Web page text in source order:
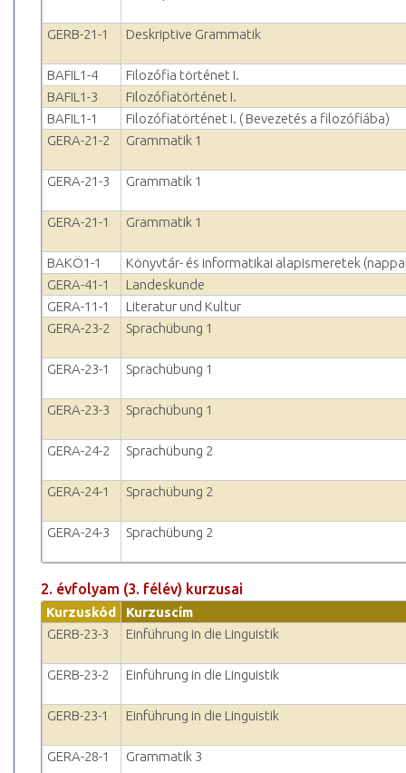
GERB-21-1 Deskriptive Grammatik
BAFIL1-4
Filozófia történet I.
BAFIL1-3
Filozófiatörténet I.
BAFIL1-1
Filozófiatörténet I. ( Bevezetés a filozófiába)
GERA-21-2
Grammatik 1
GERA-21-3 Grammatik 1
GERA-21-1 Grammatik 1
BAKÖ1-1
Könyvtár- és informatikai alapismeretek
GERA-41-1
Landeskunde
GERA-11-1
Literatur und Kultur
GERA-23-2
Sprachübung 1
GERA-23-1 Sprachübung 1
GERA-23-3 Sprachübung 1
GERA-24-2 Sprachübung 2
GERA-24-1 Sprachübung 2
GERA-24-3 Sprachübung 2
2. évfolyam (3. félév) kurzusai
Kurzuskód
Kurzuscím
GERB-23-3
Einführung in die Linguistik
GERB-23-2 Einführung in die Linguistik
GERB-23-1 Einführung in die Linguistik
GERA-28-1 Grammatik 3